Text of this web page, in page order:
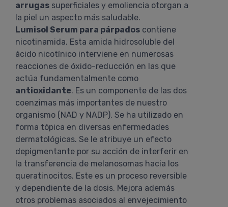
arrugas superficiales y emoliencia otorgan a
la piel un aspecto más saludable.
Lumisol Serum para párpados contiene
nicotinamida. Esta amida hidrosoluble del
ácido nicotínico interviene en numerosas
reacciones de óxido-reducción en las que
actúa fundamentalmente como
antioxidante. Es un componente de las dos
coenzimas más importantes de nuestro
organismo (NAD y NADP). Se ha utilizado en
forma tópica en diversas enfermedades
dermatológicas. Se le atribuye un efecto
depigmentante por su acción de interferir en
la transferencia de melanosomas hacia los
queratinocitos. Este es un proceso reversible
y dependiente de la dosis. Mejora además
otros problemas asociados al envejecimiento